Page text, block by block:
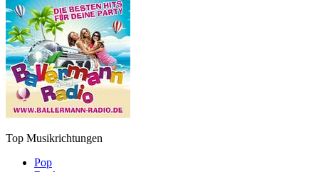
Top Musikrichtungen
Pop